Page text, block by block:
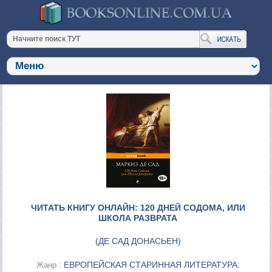
ЧИТАТЬ КНИГУ ОНЛАЙН: 120 ДНЕЙ СОДОМА, ИЛИ
ШКОЛА РАЗВРАТА
(ДЕ САД ДОНАСЬЕН)
Жанр : ЕВРОПЕЙСКАЯ СТАРИННАЯ ЛИТЕРАТУРА;